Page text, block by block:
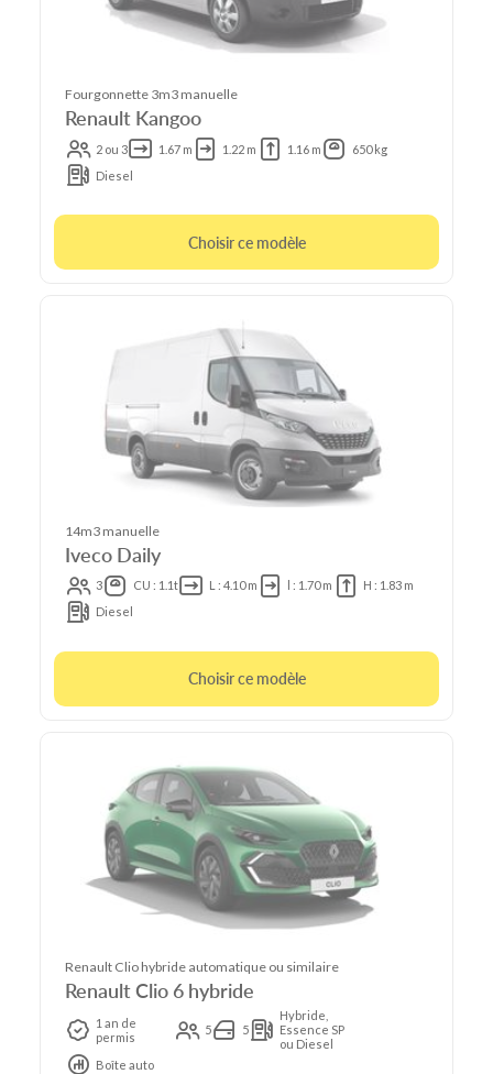
Fourgonnette 3m3 manuelle
Renault Kangoo
2 ou 3 1.67 m 1.22 m 1.16 m
650 kg
Diesel
Choisir ce modèle
14m3 manuelle
Iveco Daily
3 CU : 1.1t L : 4.10 m l : 1.70 m
H : 1.83 m
Diesel
Choisir ce modèle
Renault Clio hybride automatique ou similaire
Renault Clio 6 hybride
1 an de
permis
5 5
Hybride,
Essence SP
ou Diesel
Boîte auto